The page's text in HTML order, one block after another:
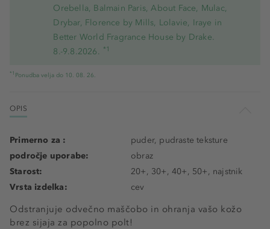
Orebella, Balmain Paris, About Face, Mulac,
Drybar, Florence by Mills, Lolavie, Iraye in
Better World Fragrance House by Drake.
8.-9.8.2026. *1
*1 Ponudba velja do 10. 08. 26.
OPIS
Odstranjuje odvečno maščobo in ohranja vašo kožo
brez sijaja za popolno polt!
Primerno za :
puder, pudraste teksture
področje uporabe:
obraz
Starost:
20+, 30+, 40+, 50+, najstnik
Vrsta izdelka:
cev